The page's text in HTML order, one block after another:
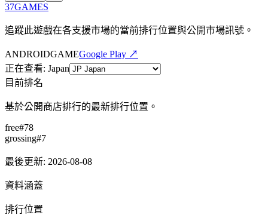
37GAMES
追蹤此遊戲在各支援市場的當前排行位置與公開市場訊號。
ANDROIDGAMEGoogle Play ↗
正在查看: Japan
目前排名
基於公開商店排行的最新排行位置。
free#78
grossing#7
最後更新: 2026-08-08
資料涵蓋
排行位置